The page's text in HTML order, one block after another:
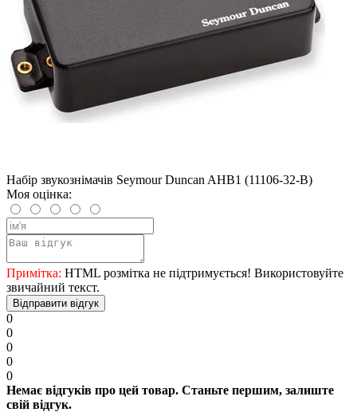
Набір звукознімачів Seymour Duncan AHB1 (11106-32-B)
Моя оцінка:
Примітка: HTML розмітка не підтримується! Використовуйте
звичайний текст.
Відправити відгук
0
0
0
0
0
Немає відгуків про цей товар. Станьте першим, залиште
свій відгук.